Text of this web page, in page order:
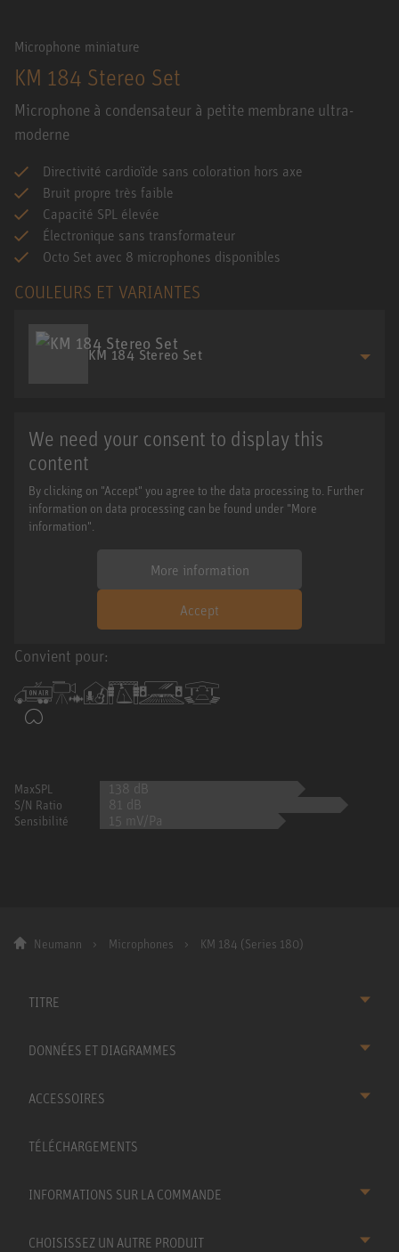
Microphone miniature
KM 184 Stereo Set
Microphone à condensateur à petite membrane ultra-
moderne
Directivité cardioïde sans coloration hors axe
Bruit propre très faible
Capacité SPL élevée
Électronique sans transformateur
Octo Set avec 8 microphones disponibles
COULEURS ET VARIANTES
KM 184 Stereo Set
We need your consent to display this
content
By clicking on "Accept" you agree to the data processing to. Further
information on data processing can be found under "More
information".
More information
Accept
Convient pour:
MaxSPL 138 dB
S/N Ratio 81 dB
Sensibilité 15 mV/Pa
Neumann Microphones KM 184 (Series 180)
TITRE
DONNÉES ET DIAGRAMMES
ACCESSOIRES
TÉLÉCHARGEMENTS
INFORMATIONS SUR LA COMMANDE
CHOISISSEZ UN AUTRE PRODUIT